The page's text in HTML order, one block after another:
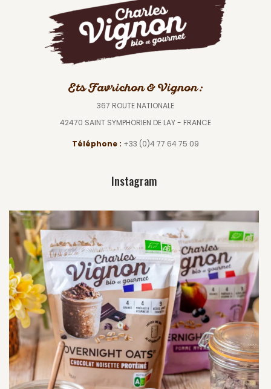
Ets Favrichon & Vignon :
367 ROUTE NATIONALE
42470 SAINT SYMPHORIEN DE LAY - FRANCE
Téléphone : +33 (0)4 77 64 75 09
Instagram